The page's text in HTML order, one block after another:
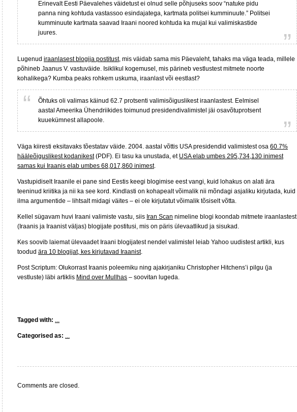
Erinevalt Eesti Päevalehes väidetust ei olnud selle põhjuseks soov “natuke pidu
panna ning kohtuda vastassoo esindajatega, kartmata politsei kumminuute.” Politsei
kumminuute kartmata saavad Iraani noored kohtuda ka mujal kui valimiskastide
juures.
Lugenud iraanlasest blogija postitust, mis väidab sama mis Päevaleht, tahaks ma väga teada, millele
põhineb Jaanus V. vastuväide. Isiklikul kogemusel, mis pärineb vestlustest mitmete noorte
kohalikega? Kumba peaks rohkem uskuma, iraanlast või eestlast?
Õhtuks oli valimas käinud 62.7 protsenti valimisõiguslikest iraanlastest. Eelmisel
aastal Ameerika Ühendriikides toimunud presidendivalimistel jäi osavõtuprotsent
kuuekümnest allapoole.
Väga kiiresti eksitavaks tõestatav väide. 2004. aastal võttis USA presidendid valimistest osa 60.7%
hääleõiguslikest kodanikest(PDF). Ei tasu ka unustada, et USA elab umbes 295,734,130 inimest
samas kui Iraanis elab umbes 68,017,860 inimest.
Vastupidiselt Iraanile ei pane sind Eestis keegi blogimise eest vangi, kuid lohakus on alati ära
teeninud kriitika ja nii ka see kord. Kindlasti on kohapealt võimalik nii mõndagi asjaliku kirjutada, kuid
ilma argumentide – lihtsalt midagi väites – ei ole kirjutatut võimalik tõsiselt võtta.
Kellel sügavam huvi Iraani valimiste vastu, siis Iran Scan nimeline blogi koondab mitmete iraanlastest
(Iraanis ja Iraanist väljas) blogijate postitusi, mis on päris ülevaatlikud ja sisukad.
Kes soovib laiemat ülevaadet Iraani blogijatest nendel valimistel leiab Yahoo uudistest artikli, kus
toodud ära 10 blogijat, kes kirjutavad Iraanist.
Post Scriptum: Olukorrast Iraanis poleemiku ning ajakirjaniku Christopher Hitchens’i pilgu (ja
vestluste) läbi artiklis Mind over Mullhas – soovitan lugeda.
Tagged with: ...
Categorised as: ...
Comments are closed.